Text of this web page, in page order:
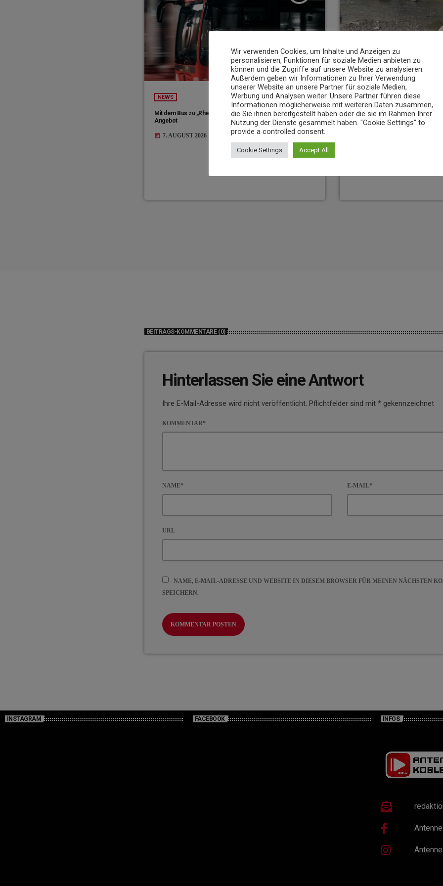
NEWS
Mit dem Bus zu „Rhein in Flammen“: koveb erweitert
Angebot
today 7. AUGUST 2026
NEWS
Niedrigwasser belastet Gewässer
Koblenz
BEITRAGS-KOMMENTARE (0)
Hinterlassen Sie eine Antwort
Ihre E-Mail-Adresse wird nicht veröffentlicht. Pflichtfelder sind mit * gekennzeichnet
KOMMENTAR*
NAME* E-MAIL*
URL
NAME, E-MAIL-ADRESSE UND WEBSITE IN DIESEM BROWSER FÜR MEINEN NÄCHSTEN
SPEICHERN.
INSTAGRAM FACEBOOK INFOS
Wir verwenden Cookies, um Inhalte und Anzeigen zu
personalisieren, Funktionen für soziale Medien anbieten zu
können und die Zugriffe auf unsere Website zu analysieren.
Außerdem geben wir Informationen zu Ihrer Verwendung
unserer Website an unsere Partner für soziale Medien,
Werbung und Analysen weiter. Unsere Partner führen diese
Informationen möglicherweise mit weiteren Daten zusammen,
die Sie ihnen bereitgestellt haben oder die sie im Rahmen Ihrer
Nutzung der Dienste gesammelt haben. "Cookie Settings" to
provide a controlled consent.
Cookie Settings Accept All